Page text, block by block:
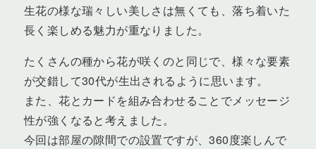
生花の様な瑞々しい美しさは無くても、落ち着いた
長く楽しめる魅力が重なりました。
たくさんの種から花が咲くのと同じで、様々な要素
が交錯して30代が生出されるように思います。
また、花とカードを組み合わせることでメッセージ
性が強くなると考えました。
今回は部屋の隙間での設置ですが、360度楽しんで